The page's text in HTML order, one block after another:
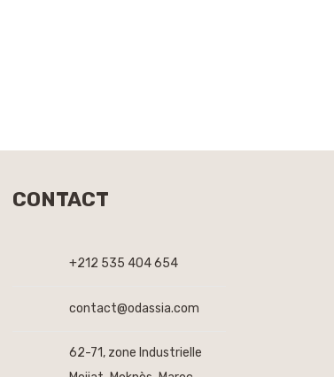
CONTACT
+212 535 404 654
contact@odassia.com
62-71, zone Industrielle